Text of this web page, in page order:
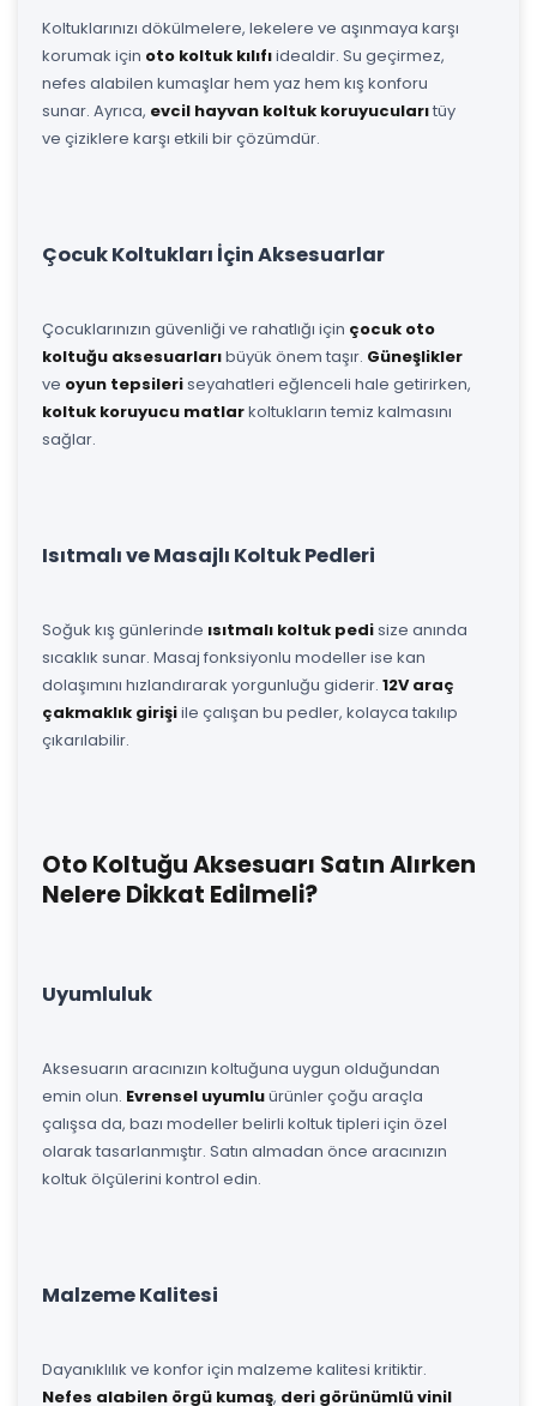
Koltuklarınızı dökülmelere, lekelere ve aşınmaya karşı
korumak için oto koltuk kılıfıidealdir. Su geçirmez,
nefes alabilen kumaşlar hem yaz hem kış konforu
sunar. Ayrıca, evcil hayvan koltuk koruyucularıtüy
ve çiziklere karşı etkili bir çözümdür.
Çocuk Koltukları İçin Aksesuarlar
Çocuklarınızın güvenliği ve rahatlığı için çocuk oto
koltuğu aksesuarlarıbüyük önem taşır. Güneşlikler
ve oyun tepsileriseyahatleri eğlenceli hale getirirken,
koltuk koruyucu matlarkoltukların temiz kalmasını
sağlar.
Isıtmalı ve Masajlı Koltuk Pedleri
Soğuk kış günlerinde ısıtmalı koltuk pedisize anında
sıcaklık sunar. Masaj fonksiyonlu modeller ise kan
dolaşımını hızlandırarak yorgunluğu giderir. 12V araç
çakmaklık girişiile çalışan bu pedler, kolayca takılıp
çıkarılabilir.
Oto Koltuğu Aksesuarı Satın Alırken
Nelere Dikkat Edilmeli?
Uyumluluk
Aksesuarın aracınızın koltuğuna uygun olduğundan
emin olun. Evrensel uyumluürünler çoğu araçla
çalışsa da, bazı modeller belirli koltuk tipleri için özel
olarak tasarlanmıştır. Satın almadan önce aracınızın
koltuk ölçülerini kontrol edin.
Malzeme Kalitesi
Dayanıklılık ve konfor için malzeme kalitesi kritiktir.
Nefes alabilen örgü kumaş, deri görünümlü vinil